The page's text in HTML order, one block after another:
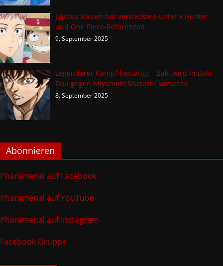
Jujutsu Kaisen hat versteckte Hunter x Hunter
und One Piece-Referenzen
9. September 2025
Legendärer Kampf bestätigt – Baki wird in Baki-
Dou gegen Miyamoto Musashi kämpfen
8. September 2025
Abonnieren
Phanimenal auf Facebook
Phanimenal auf YouTube
Phanimenal auf Instagram
Facebook Gruppe